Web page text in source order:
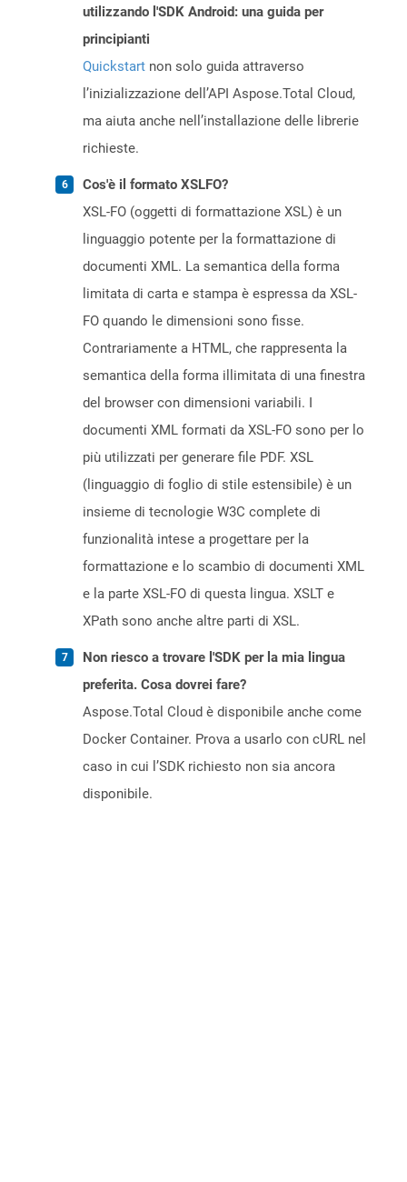
utilizzando l'SDK Android: una guida per
principianti
Quickstart non solo guida attraverso
l’inizializzazione dell’API Aspose.Total Cloud,
ma aiuta anche nell’installazione delle librerie
richieste.
Cos'è il formato XSLFO?
XSL-FO (oggetti di formattazione XSL) è un
linguaggio potente per la formattazione di
documenti XML. La semantica della forma
limitata di carta e stampa è espressa da XSL-
FO quando le dimensioni sono fisse.
Contrariamente a HTML, che rappresenta la
semantica della forma illimitata di una finestra
del browser con dimensioni variabili. I
documenti XML formati da XSL-FO sono per lo
più utilizzati per generare file PDF. XSL
(linguaggio di foglio di stile estensibile) è un
insieme di tecnologie W3C complete di
funzionalità intese a progettare per la
formattazione e lo scambio di documenti XML
e la parte XSL-FO di questa lingua. XSLT e
XPath sono anche altre parti di XSL.
Non riesco a trovare l'SDK per la mia lingua
preferita. Cosa dovrei fare?
Aspose.Total Cloud è disponibile anche come
Docker Container. Prova a usarlo con cURL nel
caso in cui l’SDK richiesto non sia ancora
disponibile.